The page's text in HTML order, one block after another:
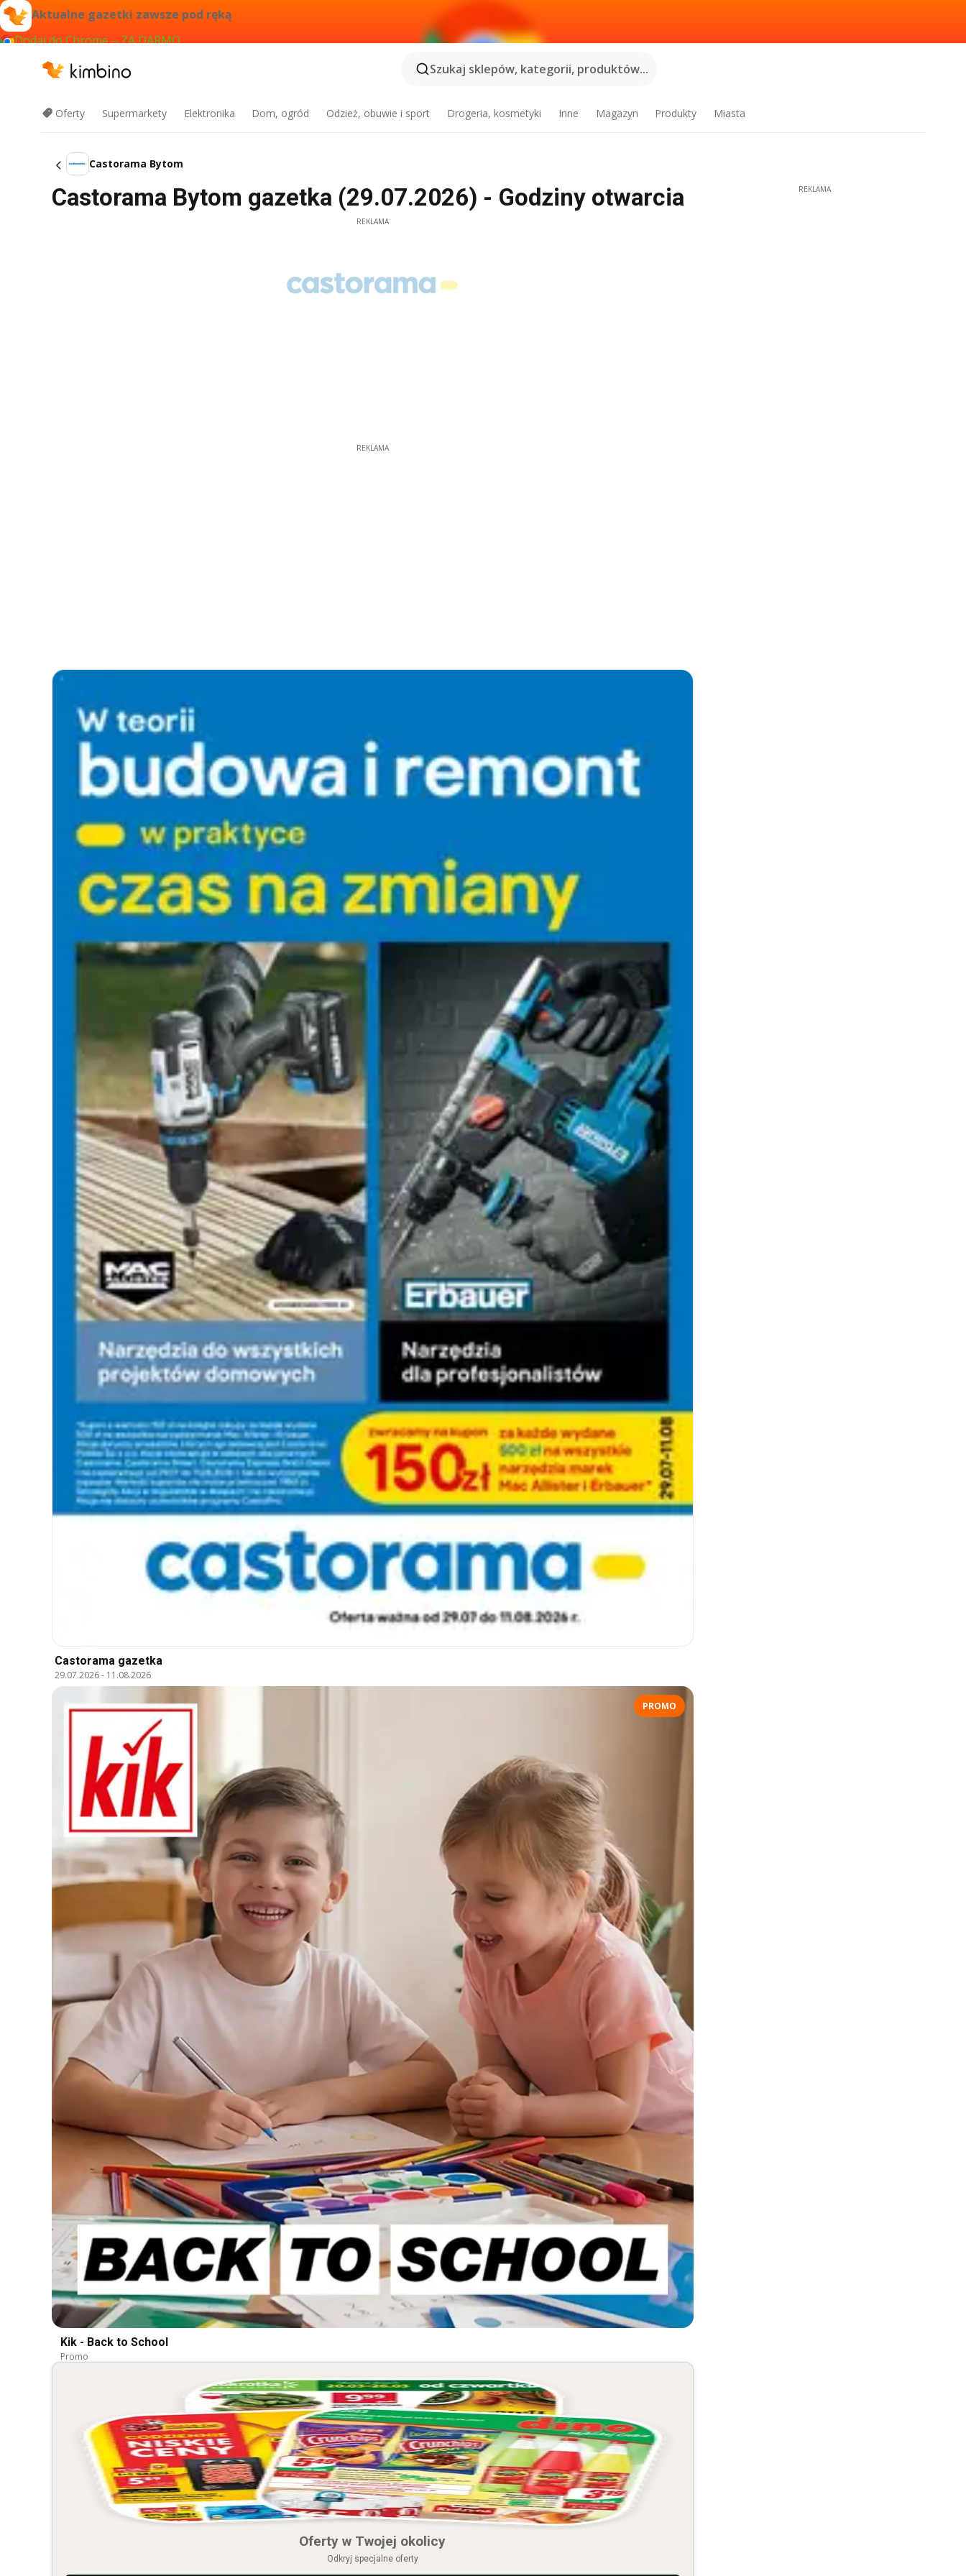
Aktualne gazetki zawsze pod ręką
Dodaj do Chrome – ZA DARMO
Szukaj sklepów, kategorii, produktów...
Oferty Supermarkety Elektronika Dom, ogród Odzież, obuwie i sport Drogeria, kosmetyki Inne Magazyn Produkty Miasta
Castorama Bytom
Castorama Bytom gazetka (29.07.2026) - Godziny otwarcia
REKLAMA
REKLAMA
Castorama gazetka
29.07.2026- 11.08.2026
PROMO
Kik - Back to School
Promo
Oferty w Twojej okolicy
Odkryj specjalne oferty
REKLAMA